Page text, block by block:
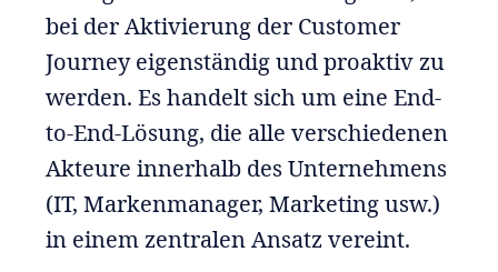
bei der Aktivierung der Customer
Journey eigenständig und proaktiv zu
werden. Es handelt sich um eine End-
to-End-Lösung, die alle verschiedenen
Akteure innerhalb des Unternehmens
(IT, Markenmanager, Marketing usw.)
in einem zentralen Ansatz vereint.